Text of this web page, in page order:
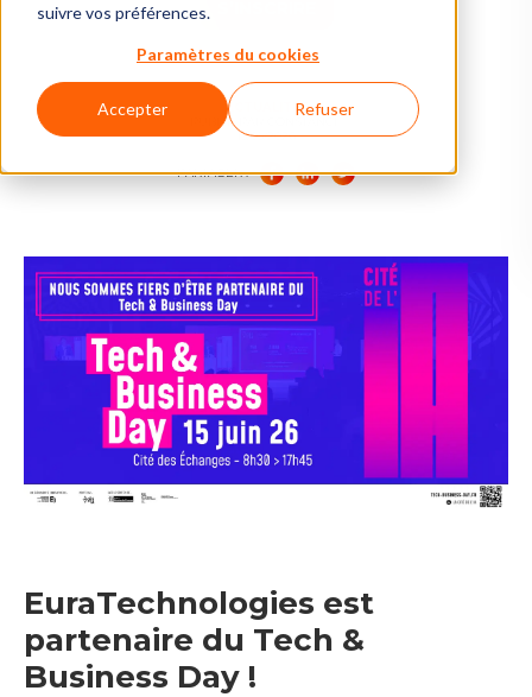
suivre vos préférences.
Paramètres du cookies
Accepter Refuser
ACTUALITÉS
PUBLIÉ PAR CONSTANCE
13/05/2026
PARTAGER :
EuraTechnologies est
partenaire du Tech &
Business Day !